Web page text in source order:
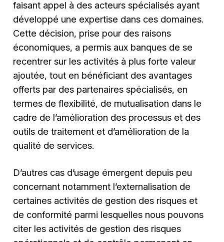
faisant appel à des acteurs spécialisés ayant
développé une expertise dans ces domaines.
Cette décision, prise pour des raisons
économiques, a permis aux banques de se
recentrer sur les activités à plus forte valeur
ajoutée, tout en bénéficiant des avantages
offerts par des partenaires spécialisés, en
termes de flexibilité, de mutualisation dans le
cadre de l’amélioration des processus et des
outils de traitement et d’amélioration de la
qualité de services.
D’autres cas d’usage émergent depuis peu
concernant notamment l’externalisation de
certaines activités de gestion des risques et
de conformité parmi lesquelles nous pouvons
citer les activités de gestion des risques